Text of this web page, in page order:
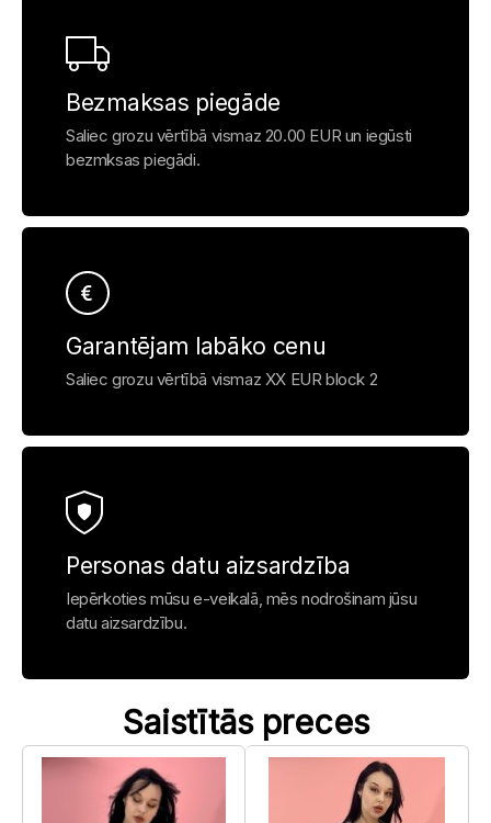
Bezmaksas piegāde
Saliec grozu vērtībā vismaz 20.00 EUR un iegūsti
bezmksas piegādi.
Garantējam labāko cenu
Saliec grozu vērtībā vismaz XX EUR block 2
Personas datu aizsardzība
Iepērkoties mūsu e-veikalā, mēs nodrošinam jūsu
datu aizsardzību.
Saistītās preces